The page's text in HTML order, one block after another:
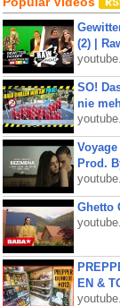
(2) |
SO!
nie
Prod.
Ghetto
EN &